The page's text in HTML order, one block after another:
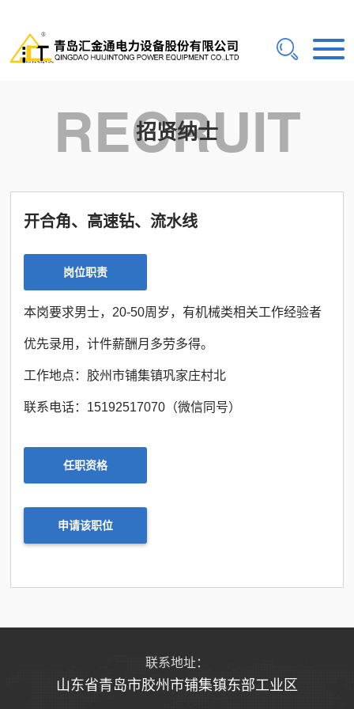
RECRUIT
招贤纳士
开合角、高速钻、流水线
岗位职责
本岗要求男士，20-50周岁，有机械类相关工作经验者
优先录用，计件薪酬月多劳多得。
工作地点：胶州市铺集镇巩家庄村北
联系电话：15192517070（微信同号）
任职资格
申请该职位
联系地址：
山东省青岛市胶州市铺集镇东部工业区